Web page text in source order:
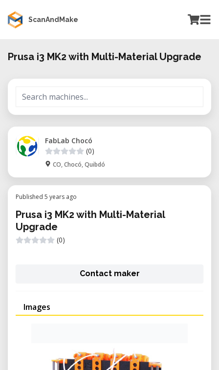
ScanAndMake
Prusa i3 MK2 with Multi-Material Upgrade
FabLab Chocó
(0)
CO, Chocó, Quibdó
Published 5 years ago
Prusa i3 MK2 with Multi-Material
Upgrade
(0)
Contact maker
Images